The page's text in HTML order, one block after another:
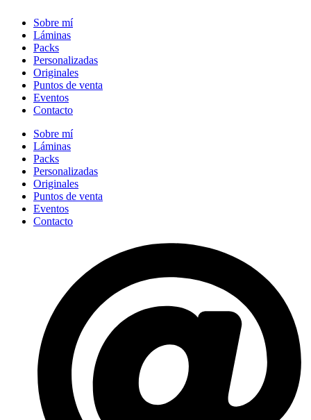
Sobre mí
Láminas
Packs
Personalizadas
Originales
Puntos de venta
Eventos
Contacto
Sobre mí
Láminas
Packs
Personalizadas
Originales
Puntos de venta
Eventos
Contacto